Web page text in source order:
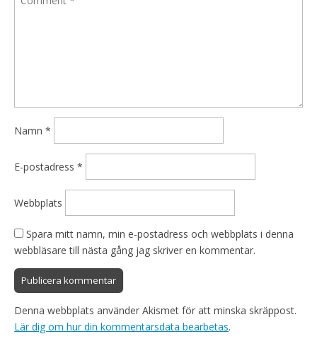
Namn *
E-postadress *
Webbplats
Spara mitt namn, min e-postadress och webbplats i denna
webbläsare till nästa gång jag skriver en kommentar.
Denna webbplats använder Akismet för att minska skräppost.
Lär dig om hur din kommentarsdata bearbetas.